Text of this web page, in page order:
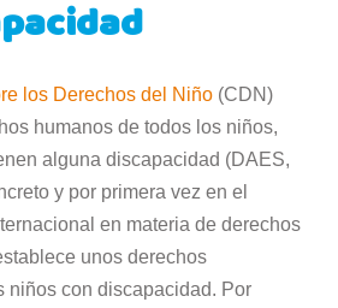
los Derechos del Niño (CDN)
humanos de todos los niños,
alguna discapacidad (DAES,
y por primera vez en el
en materia de derechos
unos derechos
niños con discapacidad. Por